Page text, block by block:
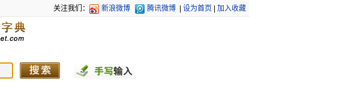
关注我们： 新浪微博 腾讯微博 设为首页 加入收藏